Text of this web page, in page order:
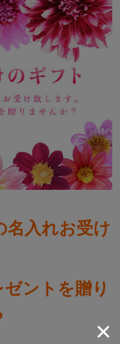
入れお受け
ントを贈り